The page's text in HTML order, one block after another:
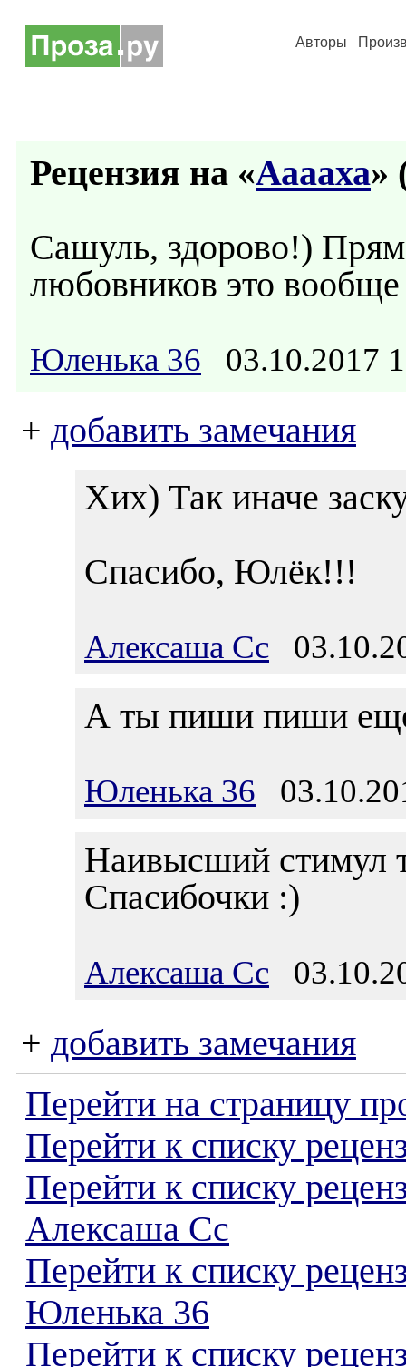
Авторы
Рецензия на «Ааааха»
Сашуль, здорово!)
любовников это
Юленька 36 03.10.2017
+ добавить замечания
Хих) Так иначе
Спасибо, Юлёк!!!
Алексаша Сс
А ты пиши пиши
Юленька 36
Наивысший стимул
Спасибочки :)
Алексаша Сс
+ добавить замечания
Перейти на страницу
Перейти к списку
Перейти к списку
Алексаша Сс
Перейти к списку
Юленька 36
Перейти к списку